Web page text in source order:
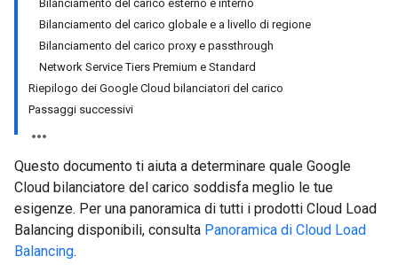
Bilanciamento del carico esterno e interno
Bilanciamento del carico globale e a livello di regione
Bilanciamento del carico proxy e passthrough
Network Service Tiers Premium e Standard
Riepilogo dei Google Cloud bilanciatori del carico
Passaggi successivi
Questo documento ti aiuta a determinare quale Google
Cloud bilanciatore del carico soddisfa meglio le tue
esigenze. Per una panoramica di tutti i prodotti Cloud Load
Balancing disponibili, consulta Panoramica di Cloud Load
Balancing.